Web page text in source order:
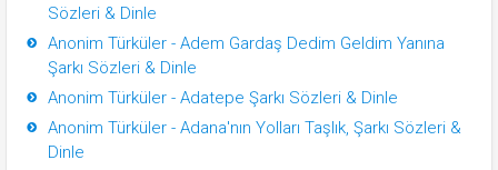
Sözleri & Dinle
Anonim Türküler - Adem Gardaş Dedim Geldim Yanına
Şarkı Sözleri & Dinle
Anonim Türküler - Adatepe Şarkı Sözleri & Dinle
Anonim Türküler - Adana'nın Yolları Taşlık, Şarkı Sözleri &
Dinle